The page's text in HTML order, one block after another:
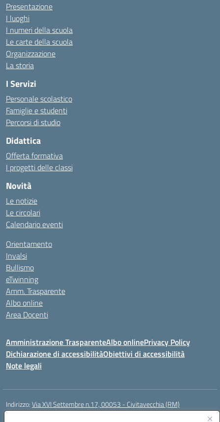
Presentazione
I luoghi
I numeri della scuola
Le carte della scuola
Organizzazione
La storia
I Servizi
Personale scolastico
Famiglie e studenti
Percorsi di studio
Didattica
Offerta formativa
I progetti delle classi
Novità
Le notizie
Le circolari
Calendario eventi
Orientamento
Invalsi
Bullismo
eTwinning
Amm. Trasparente
Albo online
Area Docenti
Amministrazione TrasparenteAlbo onlinePrivacy Policy
Dichiarazione di accessibilitàObiettivi di accessibilità
Note legali
Indirizzo:Via XVI Settembre n.17, 00053 - Civitavecchia (RM)
Centralino: